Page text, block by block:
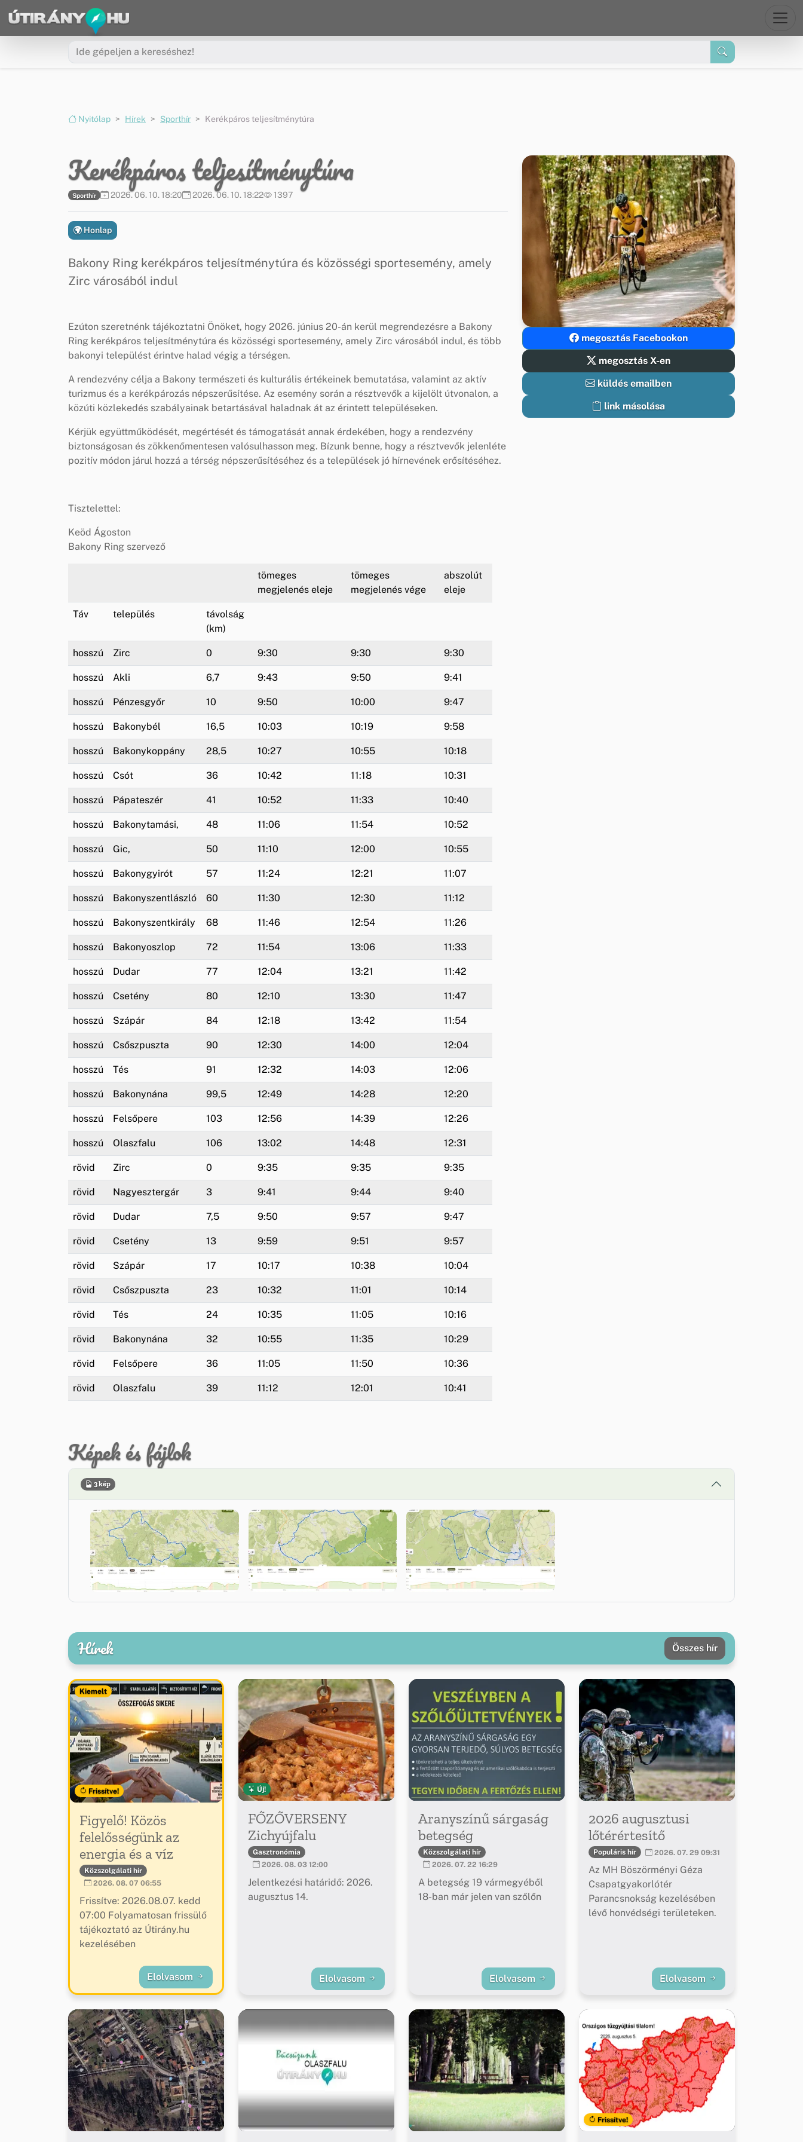
Ugrás a menüre
Ugrás a tartalomra
Nyitólap Hírek Sporthír Kerékpáros teljesítménytúra
Kerékpáros teljesítménytúra
Sporthír 2026. 06. 10. 18:20 2026. 06. 10. 18:22 1397
Honlap
Bakony Ring kerékpáros teljesítménytúra és közösségi sportesemény, amely
Zirc városából indul
Ezúton szeretnénk tájékoztatni Önöket, hogy 2026. június 20-án kerül megrendezésre a Bakony
Ring kerékpáros teljesítménytúra és közösségi sportesemény, amely Zirc városából indul, és több
bakonyi települést érintve halad végig a térségen.
A rendezvény célja a Bakony természeti és kulturális értékeinek bemutatása, valamint az aktív
turizmus és a kerékpározás népszerűsítése. Az esemény során a résztvevők a kijelölt útvonalon, a
közúti közlekedés szabályainak betartásával haladnak át az érintett településeken.
Kérjük együttműködését, megértését és támogatását annak érdekében, hogy a rendezvény
biztonságosan és zökkenőmentesen valósulhasson meg. Bízunk benne, hogy a résztvevők jelenléte
pozitív módon járul hozzá a térség népszerűsítéséhez és a települések jó hírnevének erősítéséhez.
Tisztelettel:
Keöd Ágoston
Bakony Ring szervező
tömeges
megjelenés eleje
tömeges
megjelenés vége
abszolút
eleje
Táv település
távolság
(km)
hosszú Zirc 0 9:30 9:30 9:30
hosszú Akli 6,7 9:43 9:50 9:41
hosszú Pénzesgyőr 10 9:50 10:00 9:47
hosszú Bakonybél 16,5 10:03 10:19 9:58
hosszú Bakonykoppány 28,5 10:27 10:55 10:18
hosszú Csót 36 10:42 11:18 10:31
hosszú Pápateszér 41 10:52 11:33 10:40
hosszú Bakonytamási, 48 11:06 11:54 10:52
hosszú Gic, 50 11:10 12:00 10:55
hosszú Bakonygyirót 57 11:24 12:21 11:07
hosszú Bakonyszentlászló 60 11:30 12:30 11:12
hosszú Bakonyszentkirály 68 11:46 12:54 11:26
hosszú Bakonyoszlop 72 11:54 13:06 11:33
hosszú Dudar 77 12:04 13:21 11:42
hosszú Csetény 80 12:10 13:30 11:47
hosszú Szápár 84 12:18 13:42 11:54
hosszú Csőszpuszta 90 12:30 14:00 12:04
hosszú Tés 91 12:32 14:03 12:06
hosszú Bakonynána 99,5 12:49 14:28 12:20
hosszú Felsőpere 103 12:56 14:39 12:26
hosszú Olaszfalu 106 13:02 14:48 12:31
rövid Zirc 0 9:35 9:35 9:35
rövid Nagyesztergár 3 9:41 9:44 9:40
rövid Dudar 7,5 9:50 9:57 9:47
rövid Csetény 13 9:59 9:51 9:57
rövid Szápár 17 10:17 10:38 10:04
rövid Csőszpuszta 23 10:32 11:01 10:14
rövid Tés 24 10:35 11:05 10:16
rövid Bakonynána 32 10:55 11:35 10:29
rövid Felsőpere 36 11:05 11:50 10:36
rövid Olaszfalu 39 11:12 12:01 10:41
megosztás Facebookon
megosztás X-en
küldés emailben
link másolása
Képek és fájlok
3 kép
Hírek Összes hír
Kiemelt
Frissítve!
Figyelő! Közös
felelősségünk az
energia és a víz
Közszolgálati hír
2026. 08. 07 06:55
Frissítve: 2026.08.07. kedd
07:00 Folyamatosan frissülő
tájékoztató az Útirány.hu
kezelésében
Elolvasom
Új!
FŐZŐVERSENY
Zichyújfalu
Gasztronómia
2026. 08. 03 12:00
Jelentkezési határidő: 2026.
augusztus 14.
Elolvasom
Aranyszínű sárgaság
betegség
Közszolgálati hír
2026. 07. 22 16:29
A betegség 19 vármegyéből
18-ban már jelen van szőlőn
Elolvasom
2026 augusztusi
lőtérértesítő
Populáris hír 2026. 07. 29 09:31
Az MH Böszörményi Géza
Csapatgyakorlótér
Parancsnokság kezelésében
lévő honvédségi területeken.
Elolvasom
Frissítve!